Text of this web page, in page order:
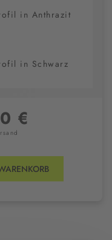
in Anthrazit
in Schwarz
€